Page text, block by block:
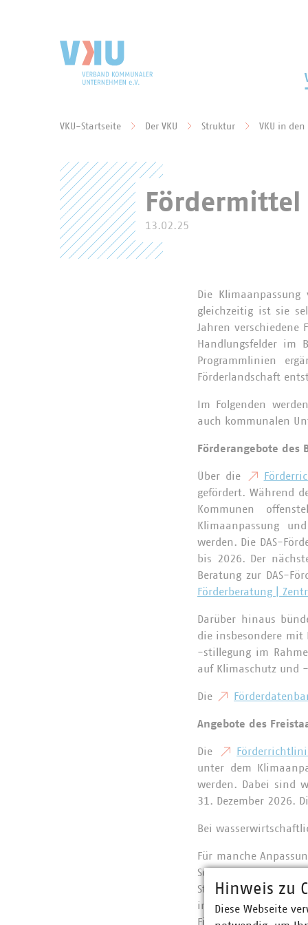
VKU-Startseite Der VKU Struktur VKU in den
13.02.25
Die
gleichzeitig ist sie
Jahren
Handlungsfelder im
Programmlinien
Förderlandschaft
Im Folgenden
auch kommunalen
Förderangebote des
Über die
gefördert. Während
Kommunen
Klimaanpassung
werden. Die DAS-
bis 2026. Der
Beratung zur DAS-
Förderberatung |
Darüber hinaus
die insbesondere mit
-stillegung im
auf Klimaschutz und
Die
Angebote des
Die
unter dem
werden. Dabei sind
31. Dezember 2026.
Bei
Für manche
So könnte bspw.
Staatsministerium
im Rahmen der
Finanzen und für
Hinweis zu
Diese Webseite